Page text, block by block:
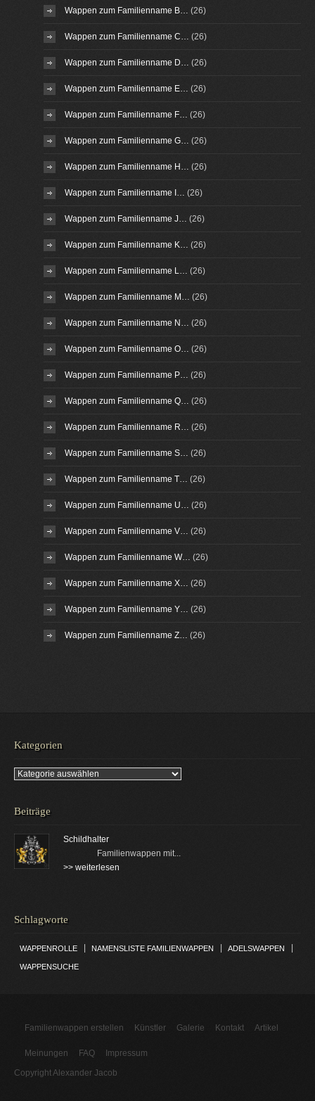
Wappen zum Familienname B… (26)
Wappen zum Familienname C… (26)
Wappen zum Familienname D… (26)
Wappen zum Familienname E… (26)
Wappen zum Familienname F… (26)
Wappen zum Familienname G… (26)
Wappen zum Familienname H… (26)
Wappen zum Familienname I… (26)
Wappen zum Familienname J… (26)
Wappen zum Familienname K… (26)
Wappen zum Familienname L… (26)
Wappen zum Familienname M… (26)
Wappen zum Familienname N… (26)
Wappen zum Familienname O… (26)
Wappen zum Familienname P… (26)
Wappen zum Familienname Q… (26)
Wappen zum Familienname R… (26)
Wappen zum Familienname S… (26)
Wappen zum Familienname T… (26)
Wappen zum Familienname U… (26)
Wappen zum Familienname V… (26)
Wappen zum Familienname W… (26)
Wappen zum Familienname X… (26)
Wappen zum Familienname Y… (26)
Wappen zum Familienname Z… (26)
Kategorien
Kategorien
Beiträge
Schildhalter
Familienwappen mit...
>> weiterlesen
Schlagworte
WAPPENROLLE NAMENSLISTE FAMILIENWAPPEN ADELSWAPPEN
WAPPENSUCHE
Familienwappen erstellen Künstler Galerie Kontakt Artikel
Meinungen FAQ
Impressum
Copyright Alexander Jacob